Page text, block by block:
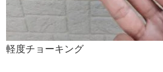
軽度チョーキング